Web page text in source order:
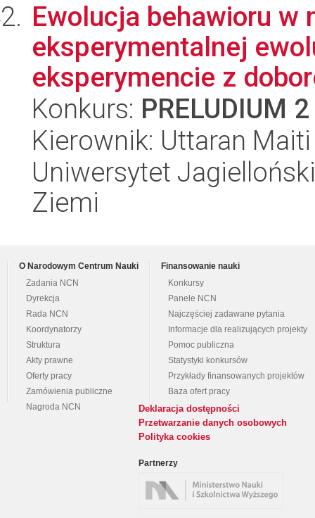
Ewolucja behawioru w
eksperymentalnej
eksperymencie z
Konkurs: PRELUDIUM 2
Kierownik: Uttaran Maiti
Uniwersytet
Ziemi
O Narodowym Centrum Nauki
Zadania NCN
Dyrekcja
Rada NCN
Koordynatorzy
Struktura
Akty prawne
Oferty pracy
Zamówienia publiczne
Nagroda NCN
Finansowanie nauki
Konkursy
Panele NCN
Najczęściej zadawane pytania
Informacje dla realizujących projekty
Pomoc publiczna
Statystyki konkursów
Przykłady finansowanych projektów
Baza ofert pracy
Deklaracja dostępności
Przetwarzanie danych osobowych
Polityka cookies
Partnerzy